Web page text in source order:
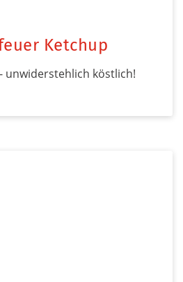
Ketchup
unwiderstehlich köstlich!